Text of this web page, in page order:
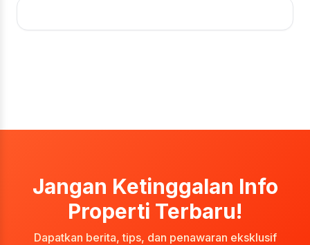
Jangan Ketinggalan Info
Properti Terbaru!
Dapatkan berita, tips, dan penawaran eksklusif